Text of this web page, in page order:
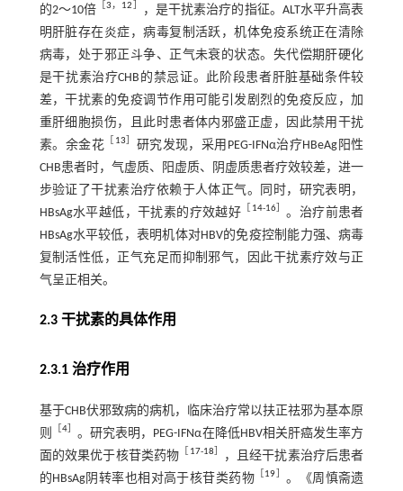
的2～10倍 ［3， 12］
，是干扰素治疗的指征。ALT水平升高表
明肝脏存在炎症，病毒复制活跃，机体免疫系统正在清除
病毒，处于邪正斗争、正气未衰的状态。失代偿期肝硬化
是干扰素治疗CHB的禁忌证。此阶段患者肝脏基础条件较
差，干扰素的免疫调节作用可能引发剧烈的免疫反应，加
重肝细胞损伤，且此时患者体内邪盛正虚，因此禁用干扰
素。余金花 ［ 13］ 研究发现，采用PEG-IFNα治疗HBeAg阳性
CHB患者时，气虚质、阳虚质、阴虚质患者疗效较差，进一
步验证了干扰素治疗依赖于人体正气。同时，研究表明，
HBsAg水平越低，干扰素的疗效越好 ［ 14-16］ 。治疗前患者
HBsAg水平较低，表明机体对HBV的免疫控制能力强、病毒
复制活性低，正气充足而抑制邪气，因此干扰素疗效与正
气呈正相关。
2.3 干扰素的具体作用
2.3.1 治疗作用
基于CHB伏邪致病的病机，临床治疗常以扶正祛邪为基本原
则
［4］ 。研究表明，PEG-IFNα在降低HBV相关肝癌发生率方
面的效果优于核苷类药物 ［ 17-18］
，且经干扰素治疗后患者
的HBsAg阴转率也相对高于核苷类药物［19］ 。《周慎斋遗